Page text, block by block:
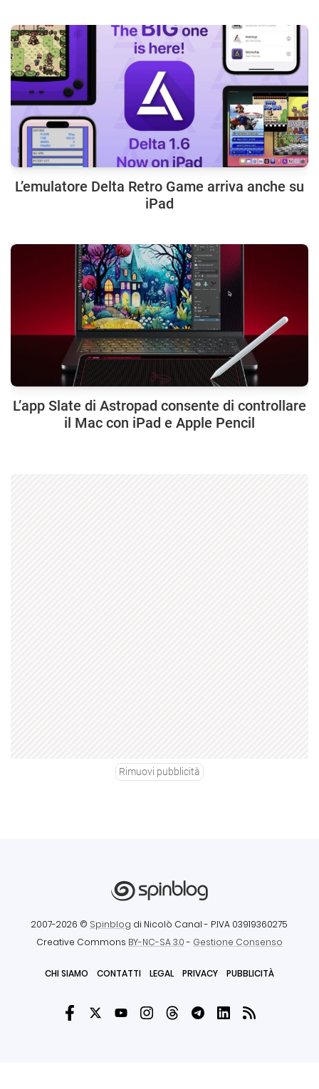
L’emulatore Delta Retro Game arriva anche su
iPad
L’app Slate di Astropad consente di controllare
il Mac con iPad e Apple Pencil
Rimuovi pubblicità
2007-2026 © Spinblog di Nicolò Canal - P.IVA 03919360275
Creative Commons BY-NC-SA 3.0- Gestione Consenso
CHI SIAMO CONTATTI LEGAL PRIVACY PUBBLICITÀ